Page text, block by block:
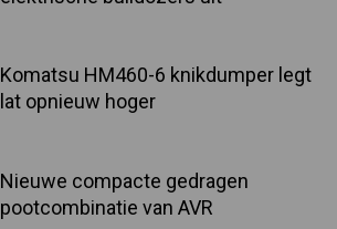
Komatsu HM460-6 knikdumper legt
lat opnieuw hoger
Nieuwe compacte gedragen
pootcombinatie van AVR